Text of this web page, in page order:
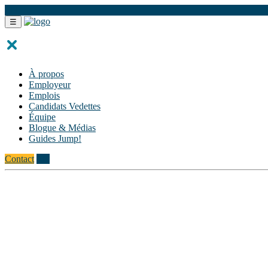
☰
À propos
Employeur
Emplois
Candidats Vedettes
Équipe
Blogue & Médias
Guides Jump!
Contact